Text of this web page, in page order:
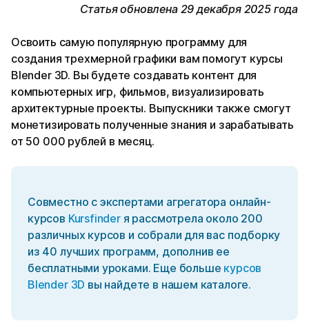
Статья обновлена 29 декабря 2025 года
Освоить самую популярную программу для
создания трехмерной графики вам помогут курсы
Blender 3D. Вы будете создавать контент для
компьютерных игр, фильмов, визуализировать
архитектурные проекты. Выпускники также смогут
монетизировать полученные знания и зарабатывать
от 50 000 рублей в месяц.
Совместно с экспертами агрегатора онлайн-
курсов Kursfinderя рассмотрела около 200
различных курсов и собрали для вас подборку
из 40 лучших программ, дополнив ее
бесплатными уроками. Еще больше курсов
Blender 3D вы найдете в нашем каталоге.